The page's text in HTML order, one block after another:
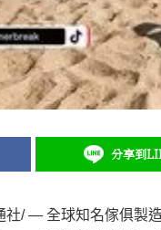
分享到
社/ — 全球知名傢俱製